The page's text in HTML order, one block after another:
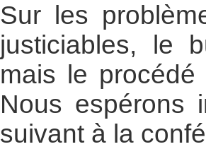
Sur les
justiciables, le
mais le procédé
Nous espérons
suivant à la